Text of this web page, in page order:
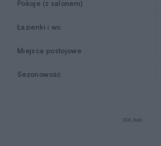
Pokoje (z salonem)
Łazienki i wc
Miejsca postojowe
Sezonowość
REKLAMA